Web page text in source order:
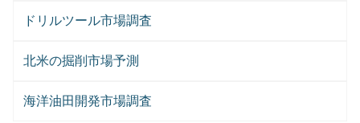
ドリルツール市場調査
北米の掘削市場予測
海洋油田開発市場調査